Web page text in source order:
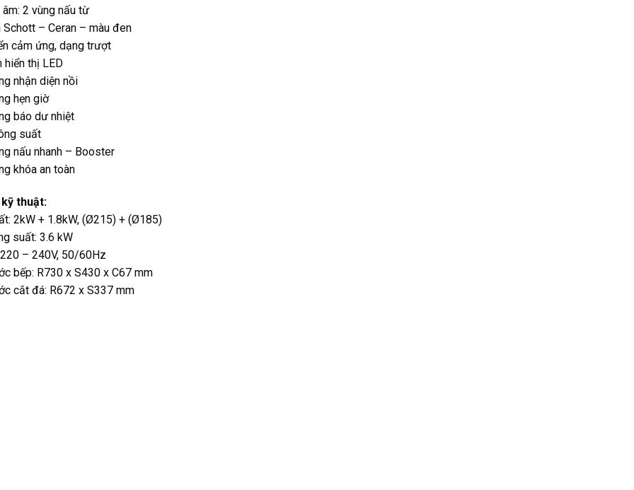
2 vùng nấu từ
– Ceran – màu đen
cảm ứng, dạng trượt
hiển thị LED
nhận diện nồi
hẹn giờ
báo dư nhiệt
suất
nấu nhanh – Booster
khóa an toàn
thuật:
2kW + 1.8kW, (Ø215) + (Ø185)
suất: 3.6 kW
– 240V, 50/60Hz
bếp: R730 x S430 x C67 mm
cắt đá: R672 x S337 mm